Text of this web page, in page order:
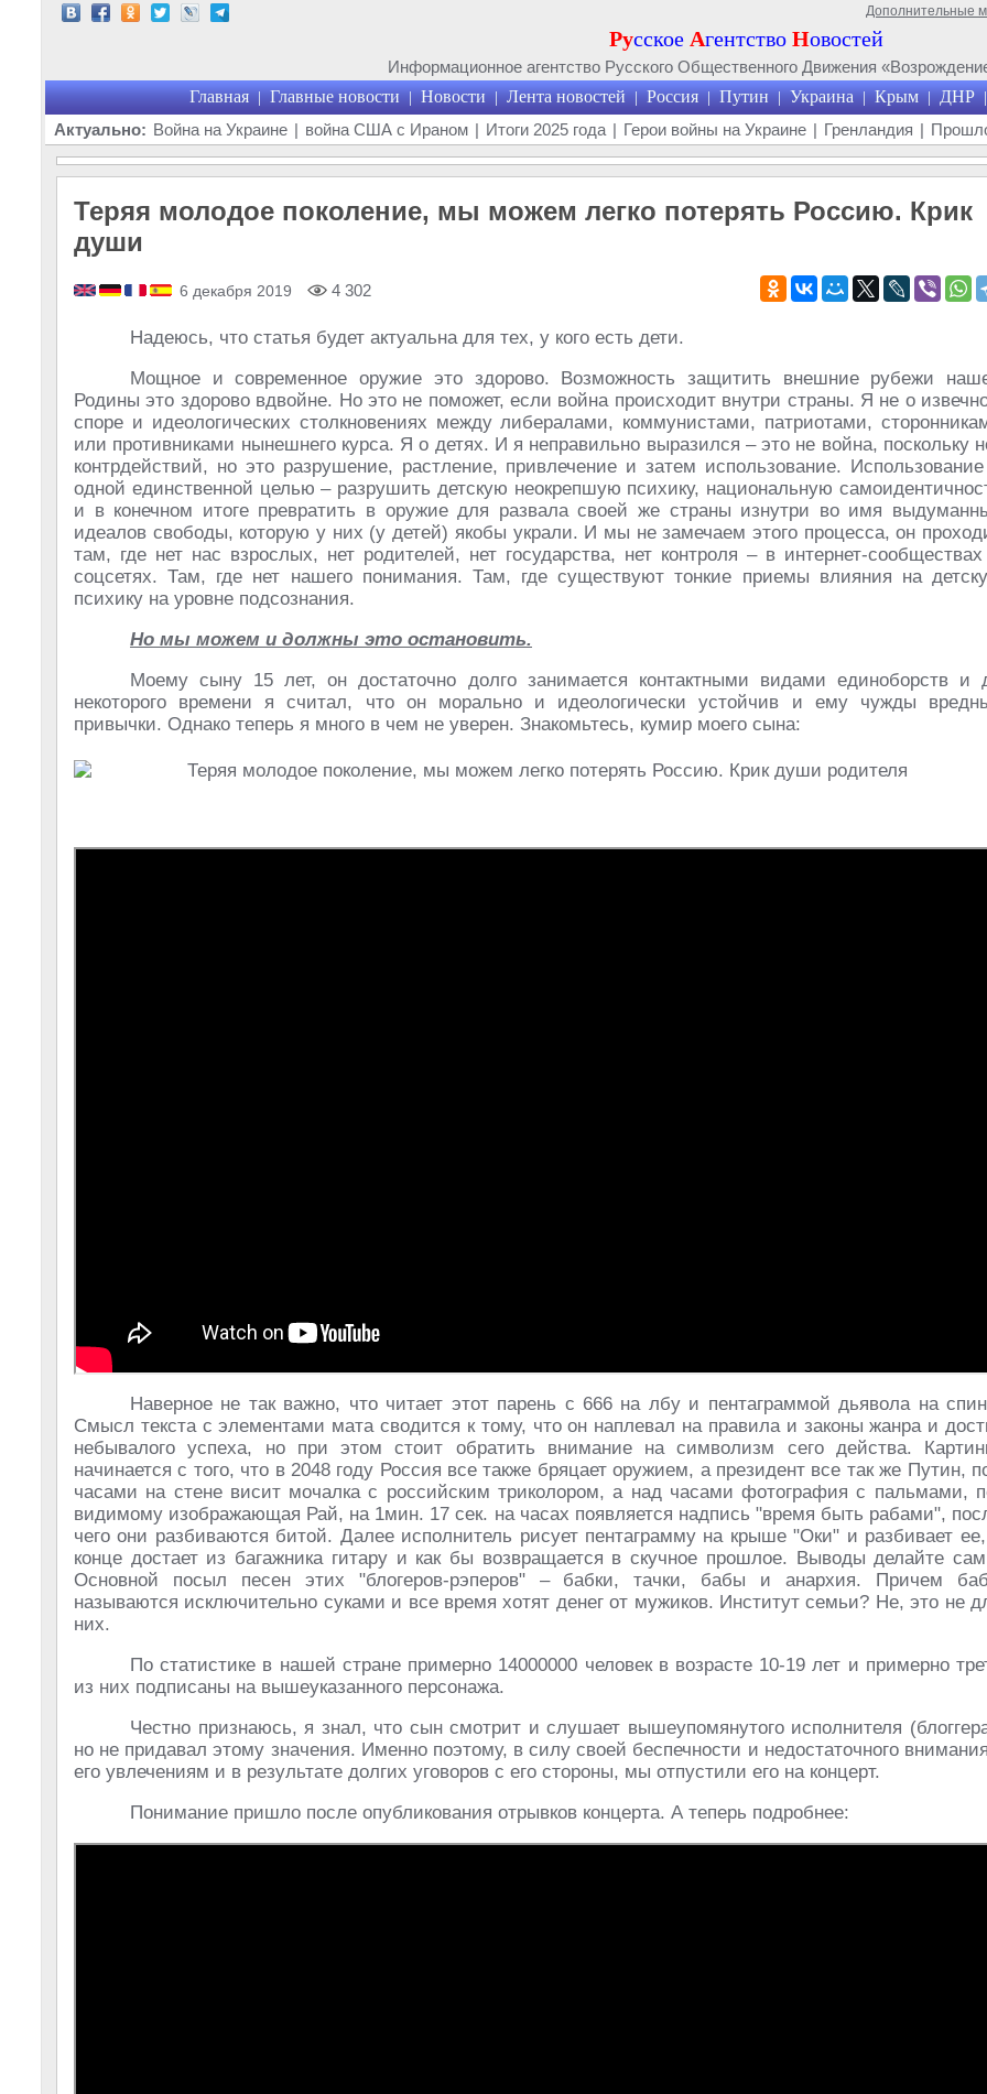
Дополнительные
Русское Агентство Новостей
Информационное агентство Русского Общественного Движения
Главная | Главные новости | Новости | Лента новостей | Россия | Путин | Украина | Крым | ДНР |
Актуально: Война на Украине | война США с Ираном | Итоги 2025 года | Герои войны на Украине | Гренландия |
Теряя молодое поколение, мы можем легко потерять Россию. Крик
души
6 декабря 2019 4 302
Надеюсь, что статья будет актуальна для тех, у кого есть дети.
Мощное и современное оружие это здорово. Возможность защитить внешние рубежи
Родины это здорово вдвойне. Но это не поможет, если война происходит внутри страны. Я не о
споре и идеологических столкновениях между либералами, коммунистами, патриотами,
или противниками нынешнего курса. Я о детях. И я неправильно выразился – это не война, поскольку
контрдействий, но это разрушение, растление, привлечение и затем использование.
одной единственной целью – разрушить детскую неокрепшую психику, национальную
и в конечном итоге превратить в оружие для развала своей же страны изнутри во имя
идеалов свободы, которую у них (у детей) якобы украли. И мы не замечаем этого процесса, он
там, где нет нас взрослых, нет родителей, нет государства, нет контроля – в интернет-
соцсетях. Там, где нет нашего понимания. Там, где существуют тонкие приемы влияния на
психику на уровне подсознания.
Но мы можем и должны это остановить.
Моему сыну 15 лет, он достаточно долго занимается контактными видами единоборств и
некоторого времени я считал, что он морально и идеологически устойчив и ему чужды
привычки. Однако теперь я много в чем не уверен. Знакомьтесь, кумир моего сына:
Наверное не так важно, что читает этот парень с 666 на лбу и пентаграммой дьявола на
Смысл текста с элементами мата сводится к тому, что он наплевал на правила и законы жанра и
небывалого успеха, но при этом стоит обратить внимание на символизм сего действа.
начинается с того, что в 2048 году Россия все также бряцает оружием, а президент все так же Путин,
часами на стене висит мочалка с российским триколором, а над часами фотография с пальмами,
видимому изображающая Рай, на 1мин. 17 сек. на часах появляется надпись "время быть рабами",
чего они разбиваются битой. Далее исполнитель рисует пентаграмму на крыше "Оки" и разбивает
конце достает из багажника гитару и как бы возвращается в скучное прошлое. Выводы делайте
Основной посыл песен этих "блогеров-рэперов" – бабки, тачки, бабы и анархия. Причем
называются исключительно суками и все время хотят денег от мужиков. Институт семьи? Не, это не
них.
По статистике в нашей стране примерно 14000000 человек в возрасте 10-19 лет и примерно
из них подписаны на вышеуказанного персонажа.
Честно признаюсь, я знал, что сын смотрит и слушает вышеупомянутого исполнителя
но не придавал этому значения. Именно поэтому, в силу своей беспечности и недостаточного
его увлечениям и в результате долгих уговоров с его стороны, мы отпустили его на концерт.
Понимание пришло после опубликования отрывков концерта. А теперь подробнее: